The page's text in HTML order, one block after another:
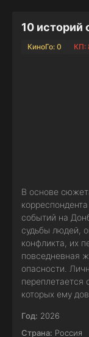
10 историй
КиноГо: 0 КП:
В основе
событий на
судьбы людей,
конфликта, их
повседневная
опасности.
переплетается
которых ему
Год: 2026
Страна: Россия